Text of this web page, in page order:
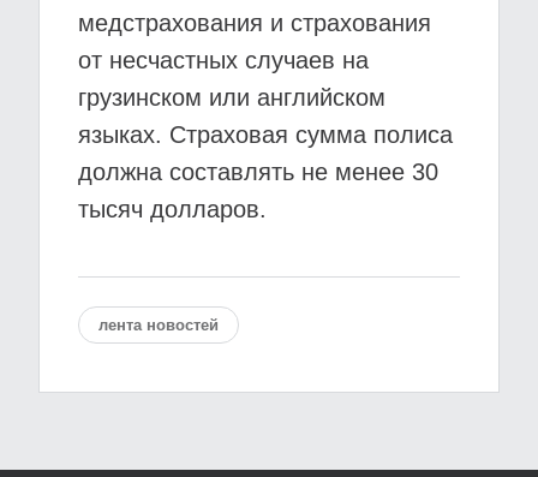
медстрахования и страхования
от несчастных случаев на
грузинском или английском
языках. Страховая сумма полиса
должна составлять не менее 30
тысяч долларов.
лента новостей